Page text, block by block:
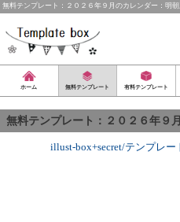
無料テンプレート：２０２６年９月のカレンダー：明
ホーム 無料テンプレート 有料テンプレート
無料テンプレート：２０２６年９
illust-box+secret/テンプレー